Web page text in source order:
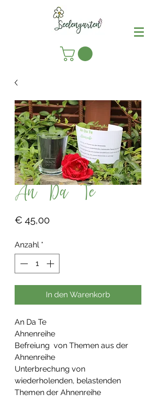
An Da Te
€ 45,00Preis
Anzahl *
In den Warenkorb
An Da Te
Ahnenreihe
Befreiung von Themen aus der
Ahnenreihe
Unterbrechung von
wiederholenden, belastenden
Themen der Ahnenreihe